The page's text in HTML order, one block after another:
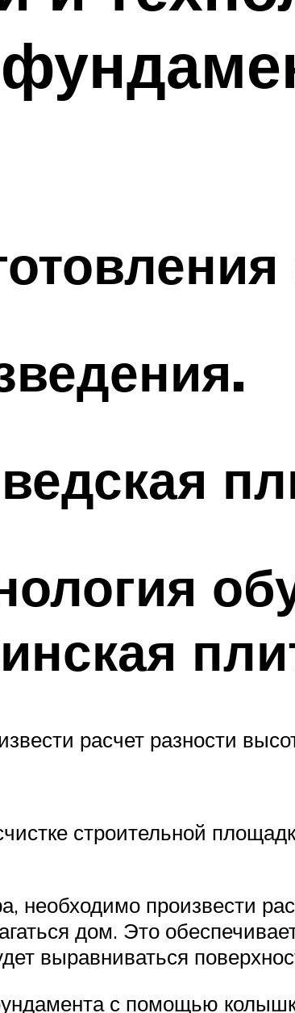
расчет разности
строительной
необходимо произвести
дом. Это
выравниваться
с помощью